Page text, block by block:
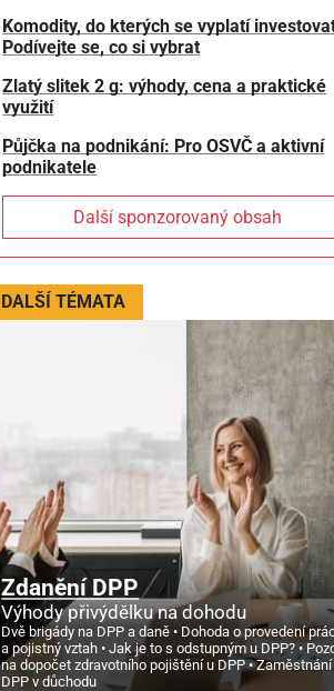
Komodity, do kterých se vyplatí
Podívejte se, co si vybrat
Zlatý slitek 2 g: výhody, cena a praktické
využití
Půjčka na podnikání: Pro OSVČ a aktivní
podnikatele
Další sponzorovaný obsah
DALŠÍ TÉMATA
Zdanění DPP
Výhody přivýdělku na dohodu
Dvě brigády na DPP a daně
Dohoda o provedení
a pojistný vztah
Jak je to s odstupným u DPP?
na dopočet zdravotního pojištění u DPP
Zaměstnání
DPP v důchodu